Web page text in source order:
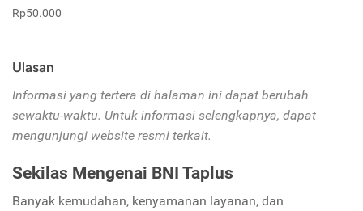
Rp50.000
Ulasan
Informasi yang tertera di halaman ini dapat berubah
sewaktu-waktu. Untuk informasi selengkapnya, dapat
mengunjungi website resmi terkait.
Sekilas Mengenai BNI Taplus
Banyak kemudahan, kenyamanan layanan, dan